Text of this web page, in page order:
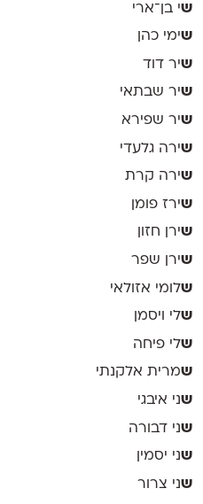
שי בן־ארי
שימי כהן
שיר דוד
שיר שבתאי
שיר שפירא
שירה גלעדי
שירה קרת
שירז פומן
שירן חזון
שירן שפר
שלומי אזולאי
שלי ויסמן
שלי פיחה
שמרית אלקנתי
שני איבגי
שני דבורה
שני יסמין
שני צרור